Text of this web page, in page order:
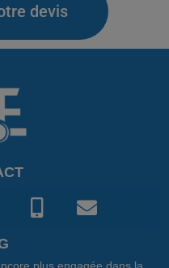
devis
plus engagée dans la